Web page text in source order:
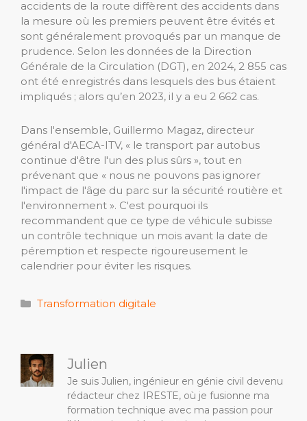
accidents de la route diffèrent des accidents dans
la mesure où les premiers peuvent être évités et
sont généralement provoqués par un manque de
prudence. Selon les données de la Direction
Générale de la Circulation (DGT), en 2024, 2 855 cas
ont été enregistrés dans lesquels des bus étaient
impliqués ; alors qu’en 2023, il y a eu 2 662 cas.
Dans l'ensemble, Guillermo Magaz, directeur
général d'AECA-ITV, « le transport par autobus
continue d'être l'un des plus sûrs », tout en
prévenant que « nous ne pouvons pas ignorer
l'impact de l'âge du parc sur la sécurité routière et
l'environnement ». C'est pourquoi ils
recommandent que ce type de véhicule subisse
un contrôle technique un mois avant la date de
péremption et respecte rigoureusement le
calendrier pour éviter les risques.
Catégories
Transformation digitale
Julien
Je suis Julien, ingénieur en génie civil devenu
rédacteur chez IRESTE, où je fusionne ma
formation technique avec ma passion pour